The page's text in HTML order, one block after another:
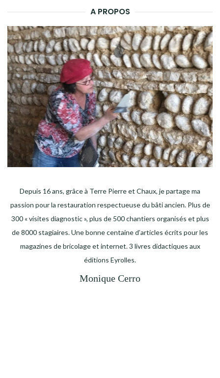
A PROPOS
Depuis 16 ans, grâce à Terre Pierre et Chaux, je partage ma
passion pour la restauration respectueuse du bâti ancien. Plus de
300 « visites diagnostic », plus de 500 chantiers organisés et plus
de 8000 stagiaires. Une bonne centaine d’articles écrits pour les
magazines de bricolage et internet. 3 livres didactiques aux
éditions Eyrolles.
Monique Cerro